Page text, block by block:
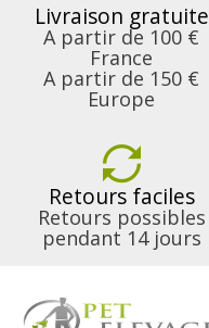
Livraison gratuite
A partir de 100 €
France
A partir de 150 €
Europe
Retours faciles
Retours possibles
pendant 14 jours